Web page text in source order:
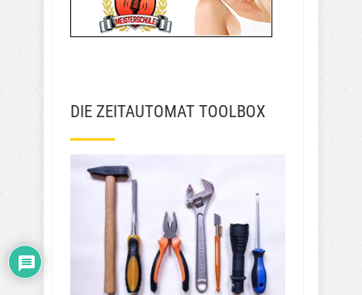
DIE ZEITAUTOMAT TOOLBOX